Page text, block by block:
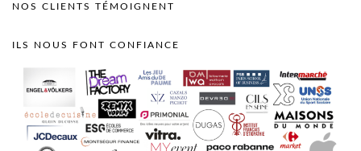
NOS CLIENTS TÉMOIGNENT
ILS NOUS FONT CONFIANCE